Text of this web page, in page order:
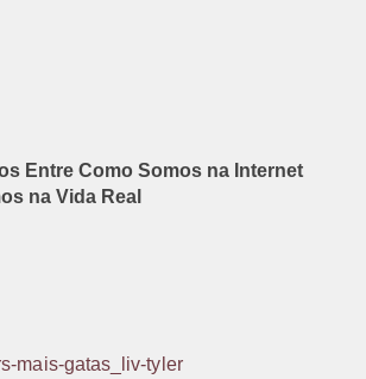
Entre Como Somos na Internet
na Vida Real